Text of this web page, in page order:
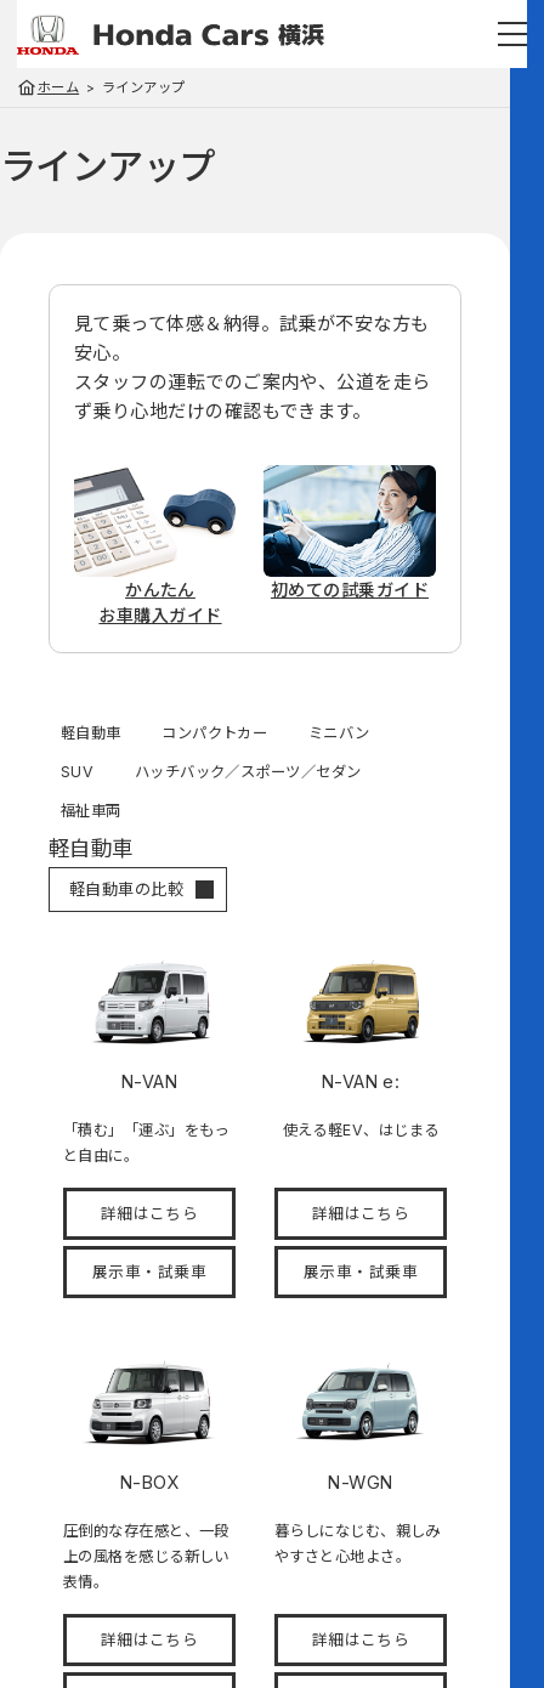
ホーム ラインアップ
ラインアップ
見て乗って体感＆納得。試乗が不安な方も
安心。
スタッフの運転でのご案内や、 公道を走ら
ず乗り心地だけの確認もできます。
かんたん
お車購入ガイド
初めての試乗ガイド
軽自動車 コンパクトカー ミニバン
SUV ハッチバック／スポーツ／セダン
福祉車両
軽自動車
軽自動車の比較
N-VAN
「積む」「運ぶ」をもっ
と自由に。
詳細はこちら
展示車・試乗車
N-VAN e:
使える軽EV、はじまる
詳細はこちら
展示車・試乗車
N-BOX
圧倒的な存在感と、一段
上の風格を感じる新しい
表情。
詳細はこちら
N-WGN
暮らしになじむ、親しみ
やすさと心地よさ。
詳細はこちら